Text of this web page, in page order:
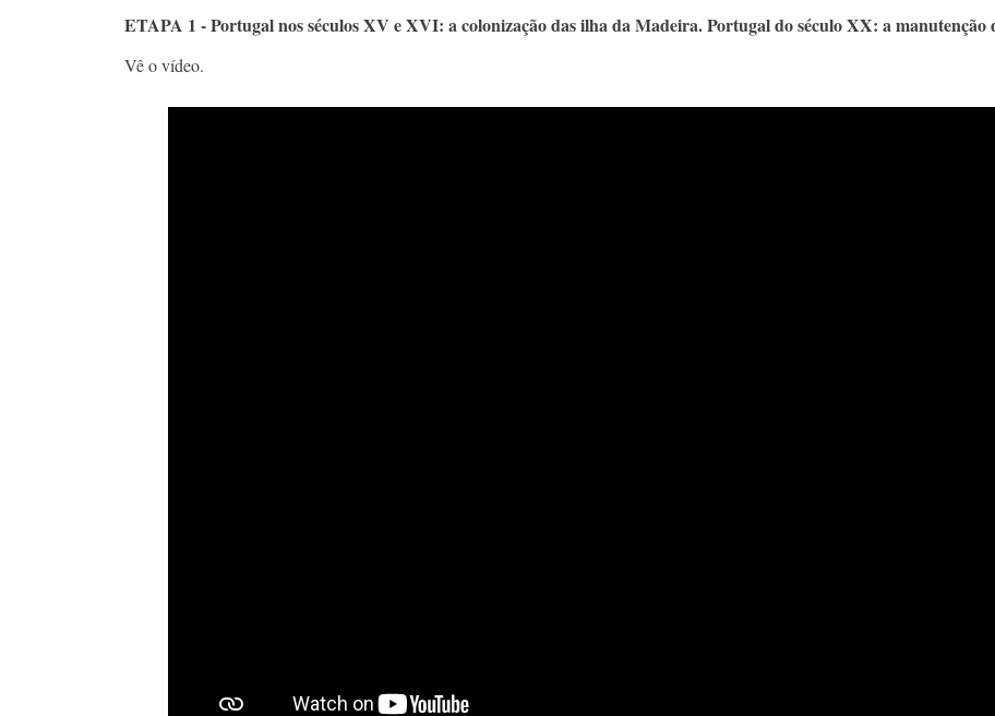
ETAPA 1 - Portugal nos séculos XV e XVI: a colonização das ilha da Madeira. Portugal do século XX: a
Vê o vídeo.